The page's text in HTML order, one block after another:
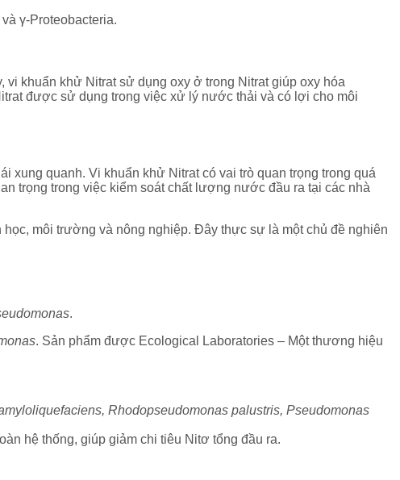
γ-Proteobacteria.
khuẩn khử Nitrat sử dụng oxy ở trong Nitrat giúp oxy hóa
được sử dụng trong việc xử lý nước thải và có lợi cho môi
quanh. Vi khuẩn khử Nitrat có vai trò quan trọng trong quá
trọng trong việc kiểm soát chất lượng nước đầu ra tại các nhà
môi trường và nông nghiệp. Đây thực sự là một chủ đề nghiên
.
. Sản phẩm được Ecological Laboratories – Một thương hiệu
Rhodopseudomonas palustris, Pseudomonas
hệ thống, giúp giảm chi tiêu Nitơ tổng đầu ra.